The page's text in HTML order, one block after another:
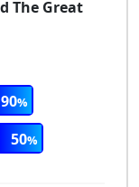
The Great
90
50